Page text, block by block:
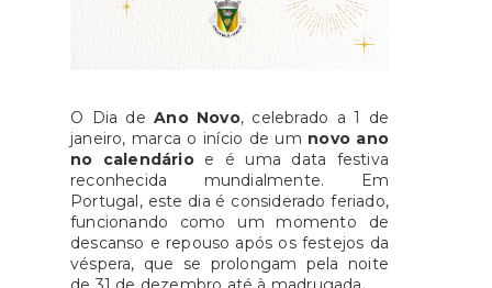
O Dia deAno Novo, celebrado a 1 de
janeiro, marca o início de um novo ano
no calendárioe é uma data festiva
reconhecida mundialmente. Em
Portugal, este dia é considerado feriado,
funcionando como um momento de
descanso e repouso após os festejos da
véspera, que se prolongam pela noite